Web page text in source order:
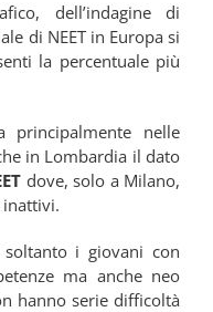
dell’indagine di
di NEET in Europa si
la percentuale più
principalmente nelle
in Lombardia il dato
dove, solo a Milano,
i giovani con
ma anche neo
hanno serie difficoltà